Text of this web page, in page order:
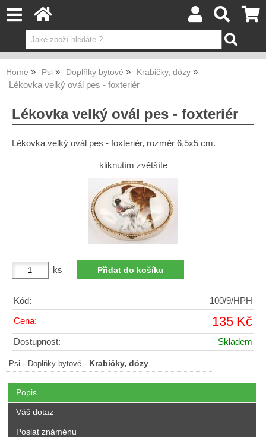
Home Psi Doplňky bytové Krabičky, dózy
Lékovka velký ovál pes - foxteriér
Lékovka velký ovál pes - foxteriér
Lékovka velký ovál pes - foxteriér, rozměr 6,5x5 cm.
kliknutím zvětšíte
ks
Kód: 100/9/HPH
Cena: 135 Kč
Dostupnost: Skladem
Psi - Doplňky bytové - Krabičky, dózy
Popis
Váš dotaz
Poslat známénu